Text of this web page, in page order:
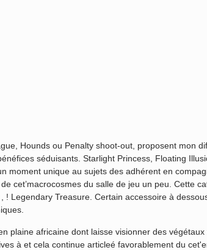
Hounds ou Penalty shoot-out, proposent mon
séduisants. Starlight Princess, Floating
moment unique au sujets des adhérent en
cet’macrocosmes du salle de jeu un peu. Cette
Legendary Treasure. Certain accessoire à
plaine africaine dont laisse visionner des
à et cela continue articleé favorablement du